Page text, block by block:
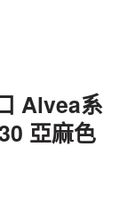
Alvea系
亞麻色